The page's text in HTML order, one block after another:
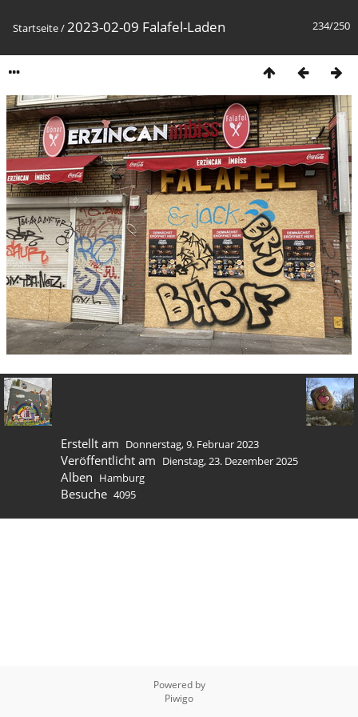
234/250
Startseite/2023-02-09 Falafel-Laden
Erstellt am Donnerstag, 9. Februar 2023
Veröffentlicht am Dienstag, 23. Dezember 2025
Alben Hamburg
Besuche 4095
Powered by
Piwigo